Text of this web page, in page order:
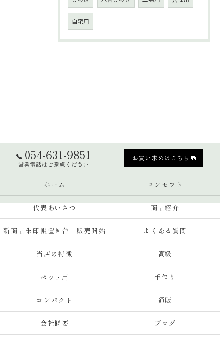
自宅用
054-631-9851
営業電話はご遠慮ください
お買い求めはこちら
ホーム コンセプト
代表あいさつ 商品紹介
新商品朱印帳置き台 販売開始 よくある質問
当店の特徴 高級
ペット用 手作り
コンパクト 通販
会社概要 ブログ